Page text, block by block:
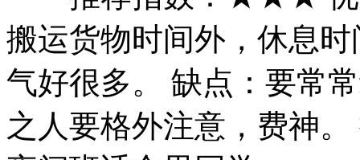
搬运货物时间外，休息
气好很多。 缺点：要常
之人要格外注意，费神